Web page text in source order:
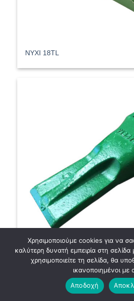
ΝΥΧΙ 18TL
Χρησιμοποιούμε cookies για να
καλύτερη δυνατή εμπειρία στη
χρησιμοποιείτε τη σελίδα, θα
ικανοποιημένοι με
Αποδοχή